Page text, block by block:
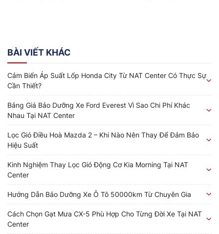
BÀI VIẾT KHÁC
Cảm Biến Áp Suất Lốp Honda City Từ NAT Center Có Thực Sự
Cần Thiết?
Bảng Giá Bảo Dưỡng Xe Ford Everest Vì Sao Chi Phí Khác
Nhau Tại NAT Center
Lọc Gió Điều Hoà Mazda 2 – Khi Nào Nên Thay Để Đảm Bảo
Hiệu Suất
Kinh Nghiệm Thay Lọc Gió Động Cơ Kia Morning Tại NAT
Center
Hướng Dẫn Bảo Dưỡng Xe Ô Tô 50000km Từ Chuyên Gia
Cách Chọn Gạt Mưa CX-5 Phù Hợp Cho Từng Đời Xe Tại NAT
Center